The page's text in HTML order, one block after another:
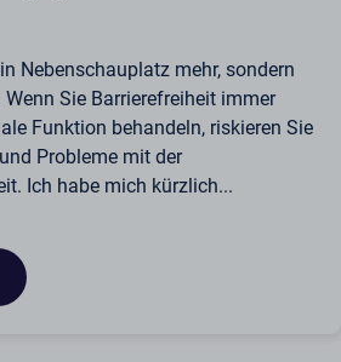
Nebenschauplatz mehr, sondern
Sie Barrierefreiheit immer
Funktion behandeln, riskieren Sie
Probleme mit der
Ich habe mich kürzlich...